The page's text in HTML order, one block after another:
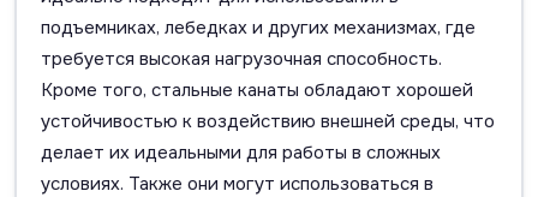
подъемниках, лебедках и других механизмах, где
требуется высокая нагрузочная способность.
Кроме того, стальные канаты обладают хорошей
устойчивостью к воздействию внешней среды, что
делает их идеальными для работы в сложных
условиях. Также они могут использоваться в